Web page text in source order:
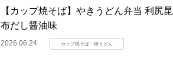
【カップ焼そば】やきうどん弁当 利尻昆
布だし醤油味
2026.06.24 カップ焼そば・焼うどん